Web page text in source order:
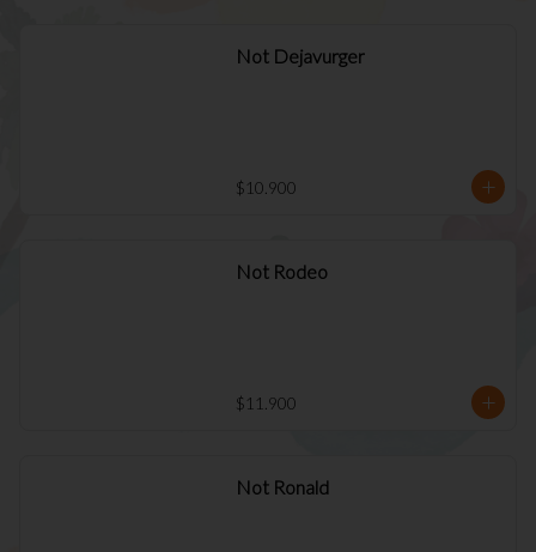
Not Dejavurger
$10.900
Not Rodeo
$11.900
Not Ronald